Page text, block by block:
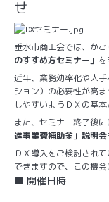
せ
垂水市商工会では、か
のすすめ方セミナー」 を
近年、業務効率化や人
ション）の必要性が高
しやすいようＤＸの基
また、セミナー終了後
進事業費補助金」説明会
ＤＸ導入をご検討され
できますので、この機会
■ 開催日時